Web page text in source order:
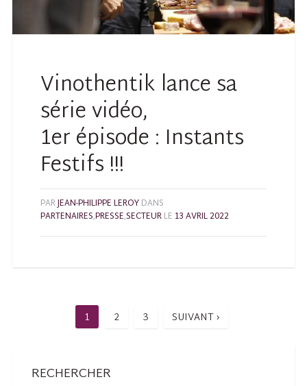
Vinothentik lance sa
série vidéo,
1er épisode : Instants
Festifs !!!
PARJEAN-PHILIPPE LEROYDANS
PARTENAIRES,PRESSE,SECTEURLE 13 AVRIL 2022
1 2 3 SUIVANT ›
RECHERCHER